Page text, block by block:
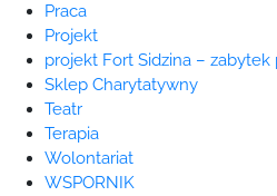
Praca
Projekt
projekt Fort Sidzina – zabytek
Sklep Charytatywny
Teatr
Terapia
Wolontariat
WSPORNIK